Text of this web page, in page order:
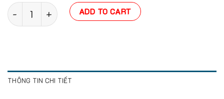
Thảm cuộn hoa văn VENA quantity
ADD TO CART
THÔNG TIN CHI TIẾT